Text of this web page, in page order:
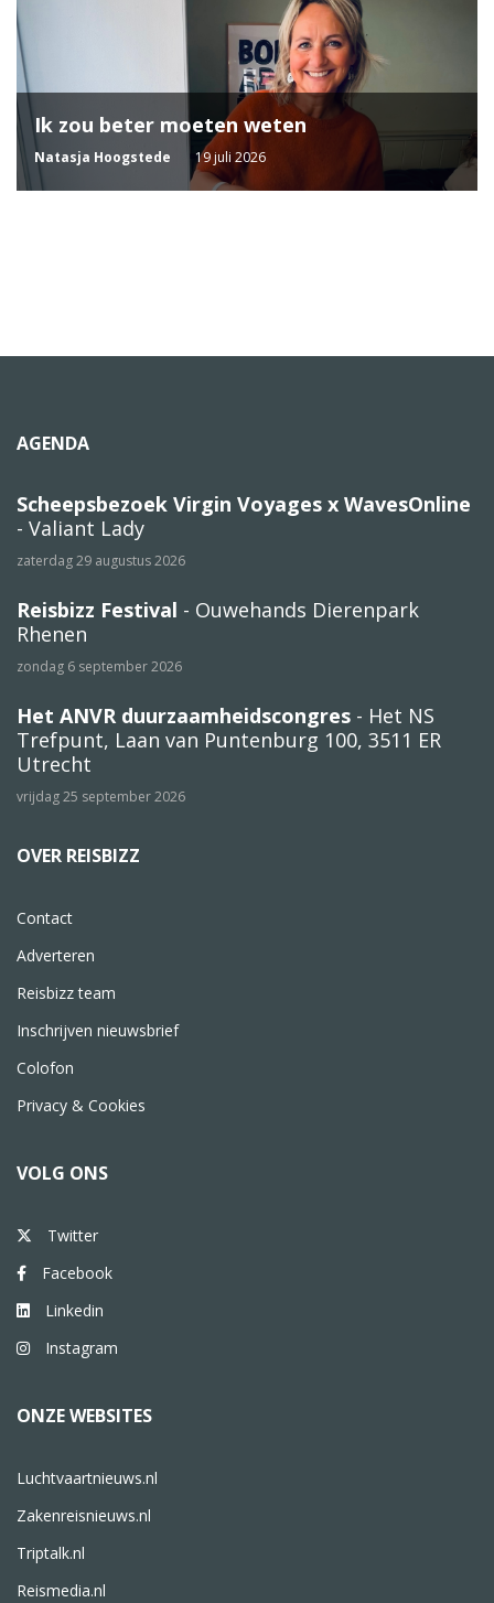
Ik zou beter moeten weten
Natasja Hoogstede 19 juli 2026
AGENDA
Scheepsbezoek Virgin Voyages x WavesOnline
- Valiant Lady
zaterdag 29 augustus 2026
Reisbizz Festival - Ouwehands Dierenpark
Rhenen
zondag 6 september 2026
Het ANVR duurzaamheidscongres - Het NS
Trefpunt, Laan van Puntenburg 100, 3511 ER
Utrecht
vrijdag 25 september 2026
OVER REISBIZZ
Contact
Adverteren
Reisbizz team
Inschrijven nieuwsbrief
Colofon
Privacy & Cookies
VOLG ONS
Twitter
Facebook
Linkedin
Instagram
ONZE WEBSITES
Luchtvaartnieuws.nl
Zakenreisnieuws.nl
Triptalk.nl
Reismedia.nl